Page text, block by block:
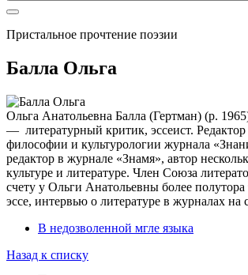
Пристальное прочтение поэзии
Балла Ольга
Ольга Анатольевна Балла (Гертман) (р.
— литературный критик, эссеист. Редактор
философии и культурологии журнала
редактор в журнале «Знамя», автор
культуре и литературе. Член Союза
счету у Ольги Анатольевны более полутора
эссе, интервью о литературе в журналах на
В недозволенной мгле языка
Назад к списку